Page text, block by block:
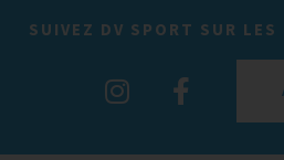
SUIVEZ DV SPORT SUR LES